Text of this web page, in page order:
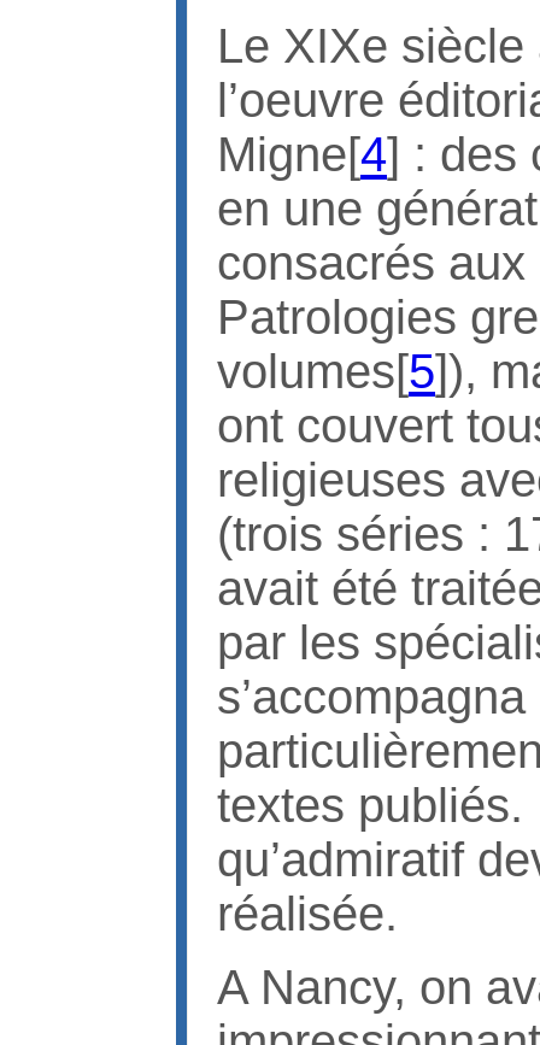
Le XIXe
l’oeuvre
Migne[4] : des
en une
consacrés aux
Patrologies
volumes[5]),
ont couvert
religieuses
(trois séries :
avait été
par les
textes publiés.
qu’admiratif
réalisée.
A Nancy, on